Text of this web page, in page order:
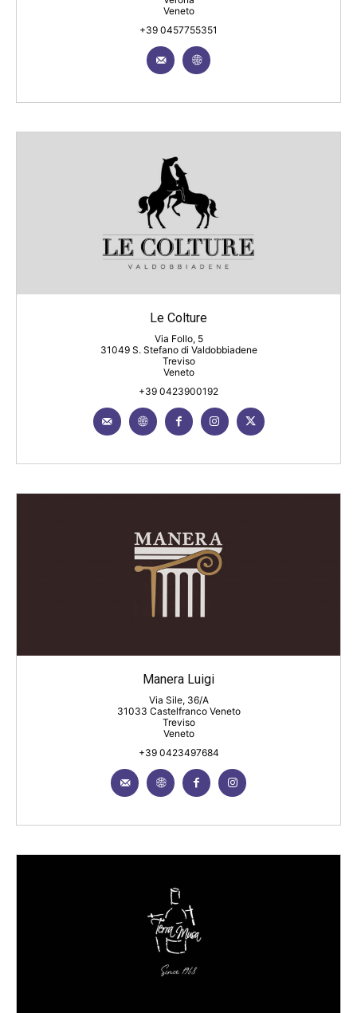
Veneto
+39 0457755351
Le Colture
Via Follo, 5
31049 S. Stefano di Valdobbiadene
Treviso
Veneto
+39 0423900192
Manera Luigi
Via Sile, 36/A
31033 Castelfranco Veneto
Treviso
Veneto
+39 0423497684